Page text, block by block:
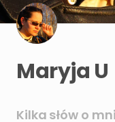
Maryja U
Kilka słów o